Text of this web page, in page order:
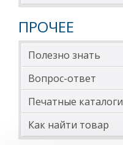
ПРОЧЕЕ
Полезно знать
Вопрос-ответ
Печатные каталоги
Как найти товар